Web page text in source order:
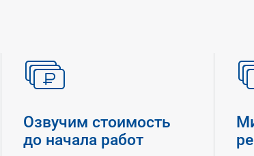
Озвучим стоимость
до начала работ